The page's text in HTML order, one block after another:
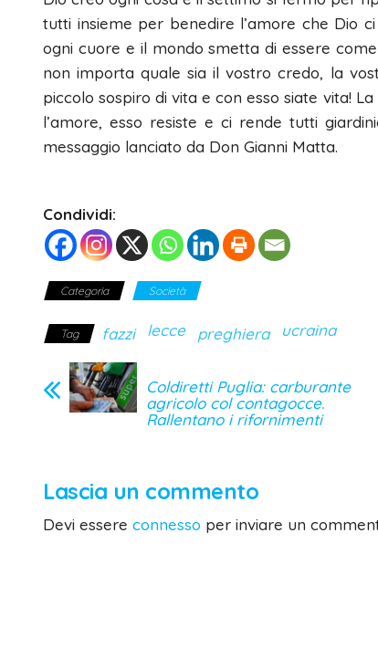
tutti insieme per benedire l’amore che Dio
ogni cuore e il mondo smetta di essere
non importa quale sia il vostro credo, la
piccolo sospiro di vita e con esso siate vita!
l’amore, esso resiste e ci rende tutti
messaggio lanciato da Don Gianni Matta.
Condividi:
Categoria Società
Tag fazzi lecce preghiera ucraina
Coldiretti Puglia: carburante
agricolo col contagocce.
Rallentano i rifornimenti
Lascia un commento
Devi essere connesso per inviare un